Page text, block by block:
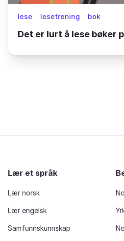
lese lesetrening bok
Det er lurt å lese bøker
Lær et språk
Lær norsk
Lær engelsk
Samfunnskunnskap